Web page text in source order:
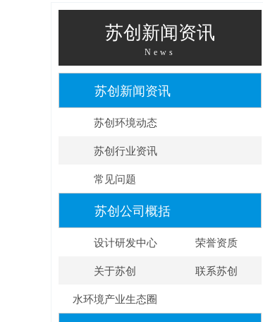
苏创新闻资讯
News
苏创新闻资讯
苏创环境动态
苏创行业资讯
常见问题
苏创公司概括
设计研发中心 荣誉资质
关于苏创 联系苏创
水环境产业生态圈